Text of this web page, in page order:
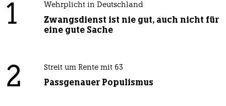
1 Wehrplicht in Deutschland
Zwangsdienst ist nie gut, auch nicht für
eine gute Sache
2 Streit um Rente mit 63
Passgenauer Populismus